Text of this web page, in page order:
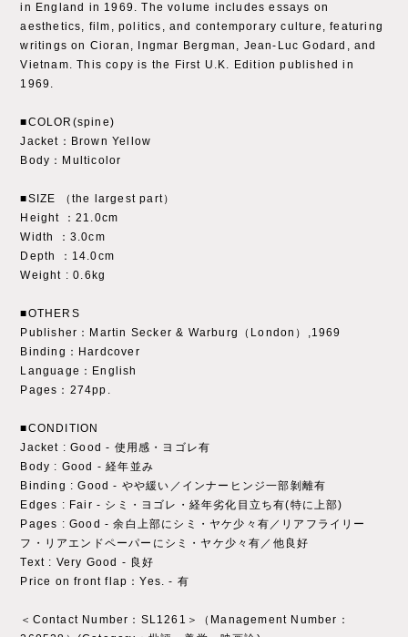
in England in 1969. The volume includes essays on
aesthetics, film, politics, and contemporary culture, featuring
writings on Cioran, Ingmar Bergman, Jean-Luc Godard, and
Vietnam. This copy is the First U.K. Edition published in
1969.
■COLOR(spine)
Jacket：Brown Yellow
Body：Multicolor
■SIZE （the largest part）
Height ：21.0cm
Width ：3.0cm
Depth ：14.0cm
Weight : 0.6kg
■OTHERS
Publisher：Martin Secker & Warburg（London）,1969
Binding：Hardcover
Language：English
Pages：274pp.
■CONDITION
Jacket : Good - 使用感・ヨゴレ有
Body : Good - 経年並み
Binding : Good - やや緩い／インナーヒンジ一部剝離有
Edges : Fair - シミ・ヨゴレ・経年劣化目立ち有(特に上部)
Pages : Good - 余白上部にシミ・ヤケ少々有／リアフライリー
フ・リアエンドペーパーにシミ・ヤケ少々有／他良好
Text : Very Good - 良好
Price on front flap：Yes. - 有
＜Contact Number：SL1261＞（Management Number：